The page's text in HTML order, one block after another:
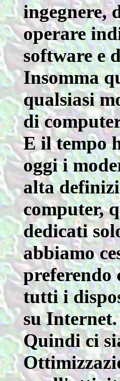
ingegnere,
operare
software e
Insomma
qualsiasi
di
E il tempo
oggi i
alta
computer,
dedicati
abbiamo
preferendo
tutti i
su Internet.
Quindi ci